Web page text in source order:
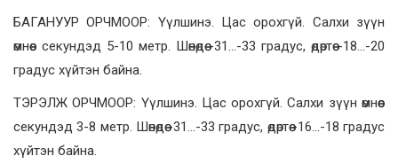
БАГАНУУР ОРЧМООР: Үүлшинэ. Цас орохгүй. Салхи зүүн
өмнөөс секундэд 5-10 метр. Шөнөдөө -31…-33 градус, өдөртөө -18…-20
градус хүйтэн байна.
ТЭРЭЛЖ ОРЧМООР: Үүлшинэ. Цас орохгүй. Салхи зүүн өмнөөс
секундэд 3-8 метр. Шөнөдөө -31…-33 градус, өдөртөө -16…-18 градус
хүйтэн байна.